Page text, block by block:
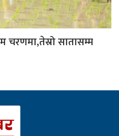
चरणमा,तेस्रो सातासम्म